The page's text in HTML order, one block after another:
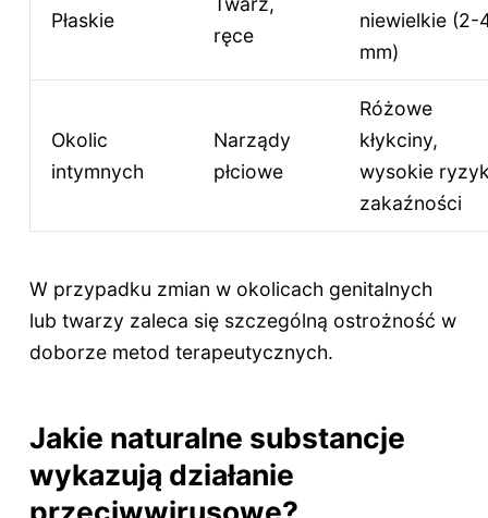
Płaskie
ręce
niewielkie (2-
mm)
Okolic
intymnych
Narządy
płciowe
Różowe
kłykciny,
wysokie
zakaźności
W przypadku zmian w okolicach genitalnych
lub twarzy zaleca się szczególną ostrożność w
doborze metod terapeutycznych.
Jakie naturalne substancje
wykazują działanie